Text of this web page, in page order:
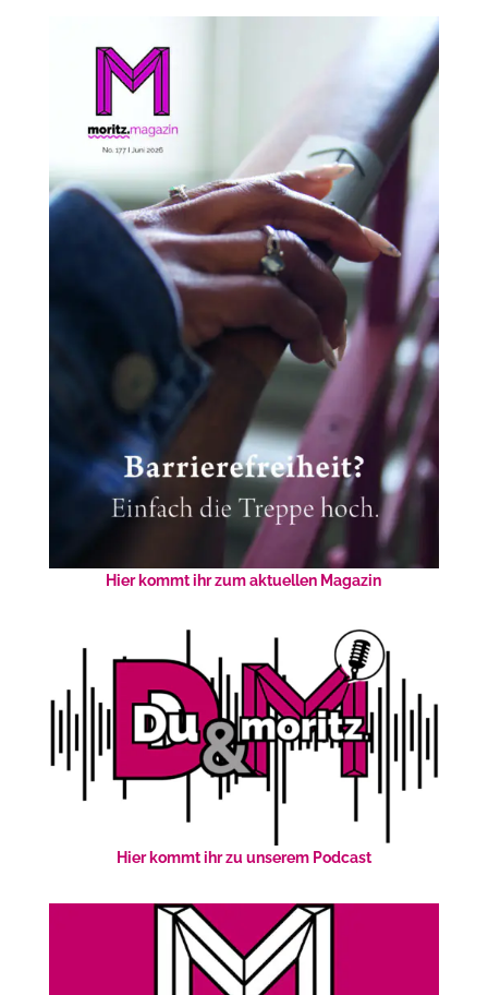
Hier kommt ihr zum aktuellen Magazin
Hier kommt ihr zu unserem Podcast